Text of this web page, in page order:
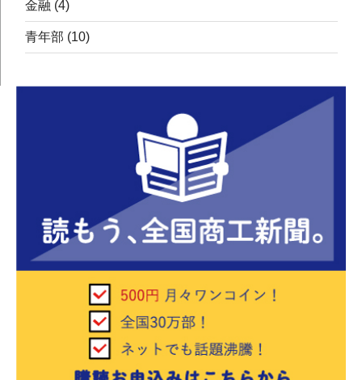
金融 (4)
青年部 (10)